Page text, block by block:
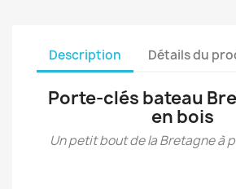
Description Détails du
Porte-clés bateau
en bois
Un petit bout de la Bretagne à